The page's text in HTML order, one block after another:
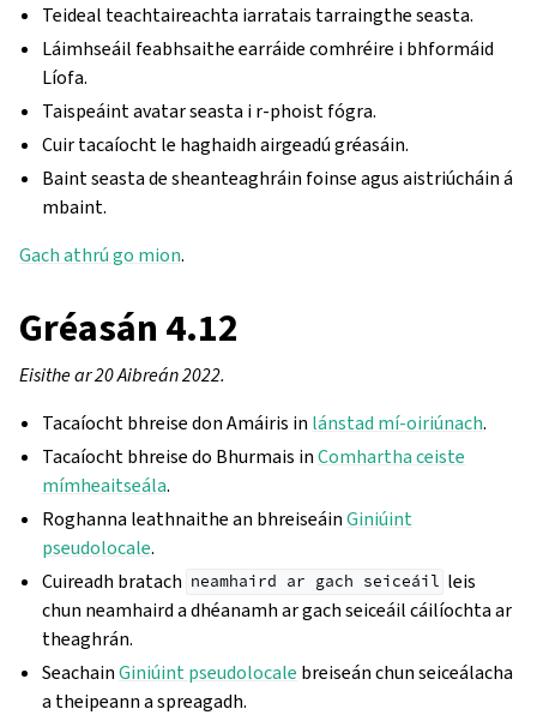
Teideal teachtaireachta iarratais tarraingthe seasta.
Láimhseáil feabhsaithe earráide comhréire i bhformáid
Líofa.
Taispeáint avatar seasta i r-phoist fógra.
Cuir tacaíocht le haghaidh airgeadú gréasáin.
Baint seasta de sheanteaghráin foinse agus aistriúcháin á
mbaint.
Gach athrú go mion.
Gréasán 4.12
Eisithe ar 20 Aibreán 2022.
Tacaíocht bhreise don Amáiris in lánstad mí-oiriúnach.
Tacaíocht bhreise do Bhurmais inComhartha ceiste
mímheaitseála.
Roghanna leathnaithe an bhreiseáinGiniúint
pseudolocale.
Cuireadh bratach neamhaird ar gach seiceáil leis
chun neamhaird a dhéanamh ar gach seiceáil cáilíochta ar
theaghrán.
SeachainGiniúint pseudolocale breiseán chun seiceálacha
a theipeann a spreagadh.